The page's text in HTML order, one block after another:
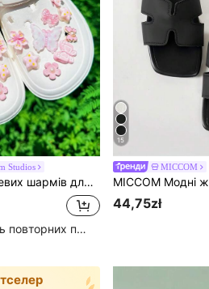
Studios
з перфорованими капцями, DIY-аксесуари, чудовий варіант для подарунка
Високий рівень повторних покупців
15
MICCOM
44,75zł